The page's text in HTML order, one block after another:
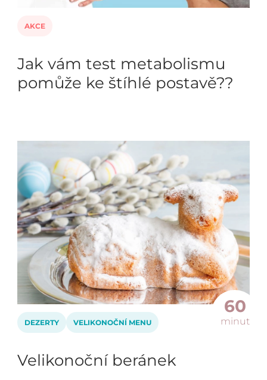
AKCE
Jak vám test metabolismu
pomůže ke štíhlé postavě??
60
minut
DEZERTY VELIKONOČNÍ MENU
Velikonoční beránek